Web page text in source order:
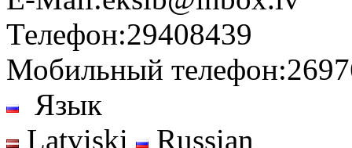
Телефон:29408439
Мобильный телефон:
Язык
Latviski
Russian